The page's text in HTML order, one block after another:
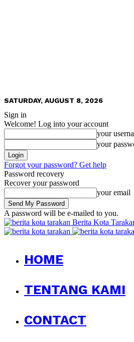
SATURDAY, AUGUST 8, 2026
Sign in
Welcome! Log into your account
your
your
Forgot your password? Get help
Password recovery
Recover your password
your email
A password will be e-mailed to you.
Berita Kota
HOME
TENTANG KAMI
CONTACT